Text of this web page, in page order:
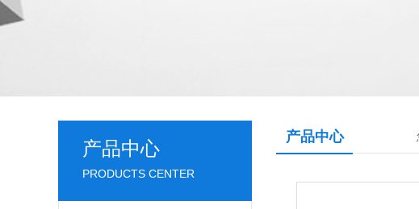
产品中心
PRODUCTS CENTER
产品中心